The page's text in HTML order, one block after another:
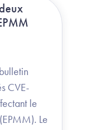
CVE-
le
Le